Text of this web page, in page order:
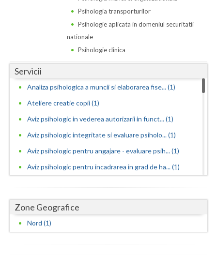
Giurgiu
Harghita
Hunedoara
Ialomita
Iasi
Mehedinti
Psihologia transporturilor
Psihologie aplicata in domeniul securitatii
nationale
Psihologie clinica
Servicii
Analiza psihologica a muncii si elaborarea fise... (1)
Ateliere creatie copii (1)
Aviz psihologic in vederea autorizarii in funct... (1)
Aviz psihologic integritate si evaluare psiholo... (1)
Aviz psihologic pentru angajare - evaluare psih... (1)
Aviz psihologic pentru incadrarea in grad de ha... (1)
Aviz psihologic pentru mentinerea in functie - ... (1)
Aviz psihologic pentru obtinere permis portarma... (1)
Aviz psihologic pentru obtinerea permisului de ... (1)
Zone Geografice
Nord (1)